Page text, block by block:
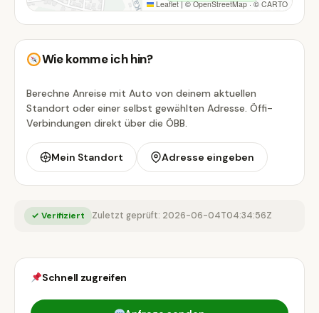
Leaflet |©OpenStreetMap· © CARTO
Wie komme ich hin?
Berechne Anreise mit Auto von deinem aktuellen
Standort oder einer selbst gewählten Adresse. Öffi-
Verbindungen direkt über die ÖBB.
Mein Standort Adresse eingeben
✓ Verifiziert Zuletzt geprüft: 2026-06-04T04:34:56Z
Schnell zugreifen